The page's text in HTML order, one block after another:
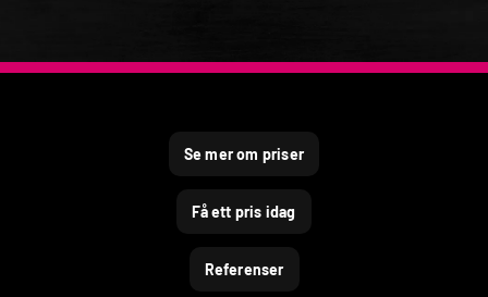
Se mer om priser
Få ett pris idag
Referenser